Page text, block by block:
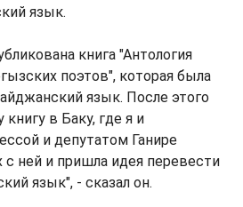
язык.
книга "Антология
поэтов", которая была
язык. После этого
в Баку, где я и
и депутатом Ганире
ней и пришла идея перевести
язык", - сказал он.